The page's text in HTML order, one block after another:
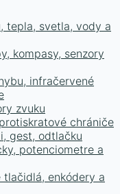
tepla, svetla, vody a
kompasy, senzory
infračervené
zvuku
chrániče
gest, odtlačku
potenciometre a
enkódery a